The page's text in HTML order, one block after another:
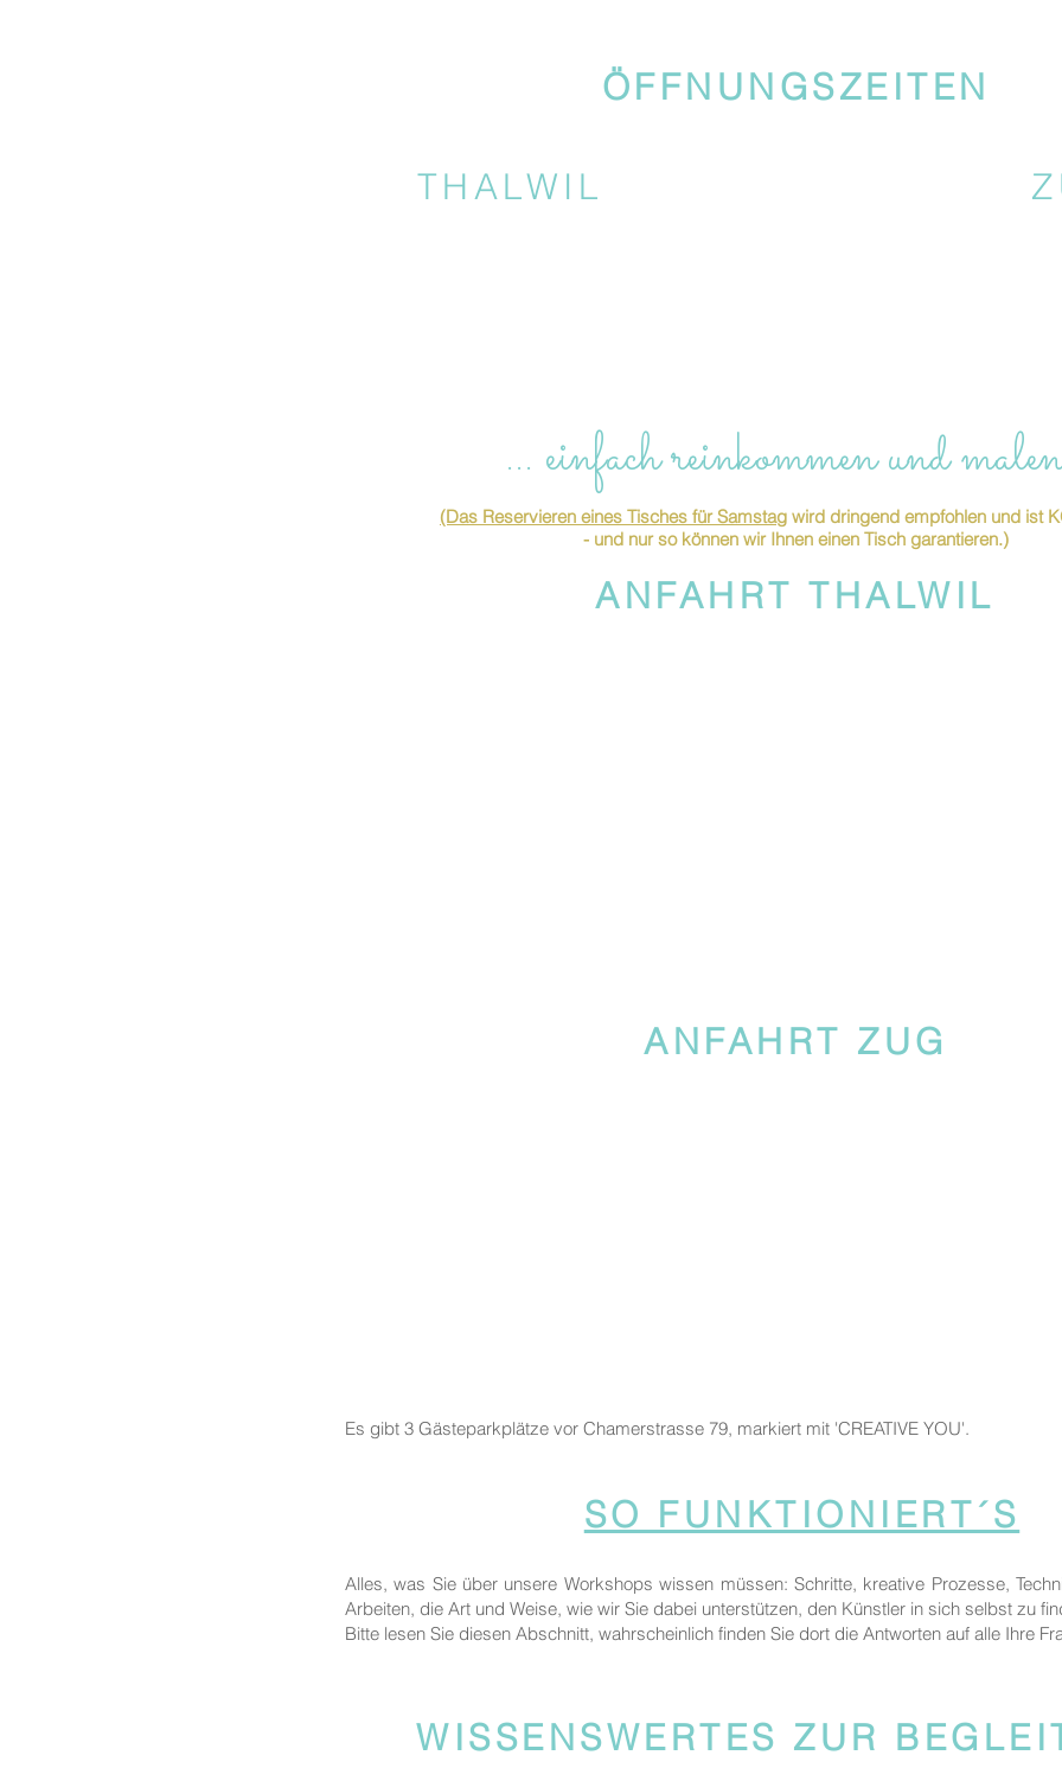
ÖFFNUNGSZEITEN
THALWIL
ANFAHRT THALWIL
… einfach reinkommen und
(Das Reservieren eines Tisches für Samstag wird dringend empfohlen und ist
- und nur so können wir Ihnen einen Tisch garantieren.)
ANFAHRT ZUG
Es gibt 3 Gästeparkplätze vor Chamerstrasse 79, markiert mit 'CREATIVE YOU'.
SO FUNKTIONIERT´S
Alles, was Sie über unsere Workshops wissen müssen: Schritte, kreative Prozesse,
Arbeiten, die Art und Weise, wie wir Sie dabei unterstützen, den Künstler in sich selbst zu
Bitte lesen Sie diesen Abschnitt, wahrscheinlich finden Sie dort die Antworten auf alle Ihre
WISSENSWERTES ZUR